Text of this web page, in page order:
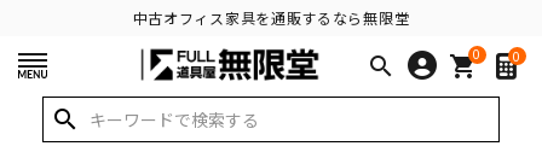
中古オフィス家具を通販するなら無限堂
search 0
shopping_cart 0
search